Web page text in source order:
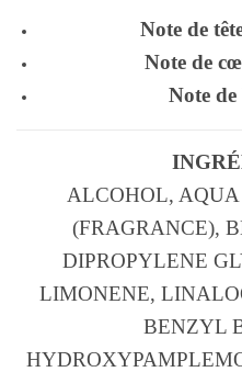
Note de
Note de
Note de
ALCOHOL, AQUA
(FRAGRANCE),
DIPROPYLENE
LIMONENE,
BENZYL